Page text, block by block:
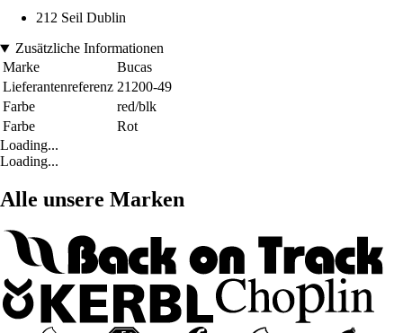
212 Seil Dublin
Zusätzliche Informationen
Marke
Bucas
Lieferantenreferenz 21200-49
Farbe
red/blk
Farbe
Rot
Loading...
Loading...
Alle unsere Marken